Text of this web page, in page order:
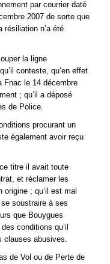
par courrier daté
2007 de sorte que
résiliation n’a été
la ligne
conteste, qu’en effet
Fnac le 14 décembre
; qu’il a déposé
de Police.
procurant un
également avoir reçu
titre il avait toute
et réclamer les
; qu’il est mal
soustraire à ses
que Bouygues
conditions qu’il
clauses abusives.
de Vol ou de Perte de